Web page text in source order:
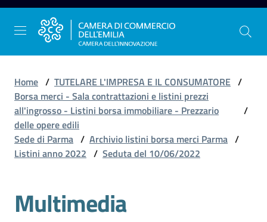
Vai al contenuto
Vai alla navigazione
Vai al footer
La
Camera
dell'Emilia
Gestire
l'impresa
Home / TUTELARE L'IMPRESA E IL CONSUMATORE /
Borsa merci - Sala contrattazioni e listini prezzi
all'ingrosso - Listini borsa immobiliare - Prezzario
delle opere edili
/
Sede di Parma / Archivio listini borsa merci Parma /
Listini anno 2022 / Seduta del 10/06/2022
Multimedia